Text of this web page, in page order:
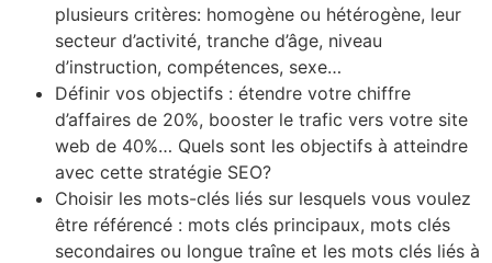
plusieurs critères: homogène ou hétérogène, leur
secteur d’activité, tranche d’âge, niveau
d’instruction, compétences, sexe…
Définir vos objectifs : étendre votre chiffre
d’affaires de 20%, booster le trafic vers votre site
web de 40%… Quels sont les objectifs à atteindre
avec cette stratégie SEO?
Choisir les mots-clés liés sur lesquels vous voulez
être référencé : mots clés principaux, mots clés
secondaires ou longue traîne et les mots clés liés à